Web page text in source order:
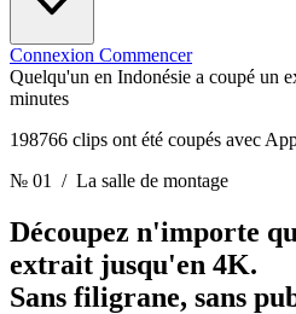
Connexion Commencer
Quelqu'un en Indonésie a coupé un
minutes
198766 clips ont été coupés avec
№ 01
/ La salle de montage
Découpez n'importe
extrait jusqu'en 4K.
Sans filigrane, sans